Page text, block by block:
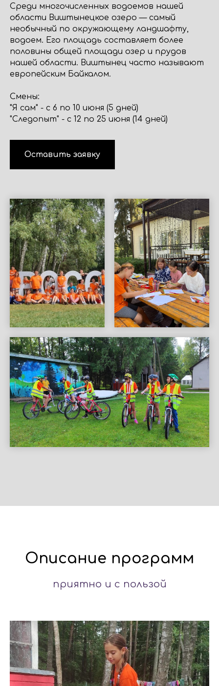
Среди многочисленных водоемов нашей
области Виштынецкое озеро — самый
необычный по окружающему ландшафту,
водоем. Его площадь составляет более
половины общей площади озер и прудов
нашей области. Виштынец часто называют
европейским Байкалом.
Смены:
"Я сам" - с 6 по 10 июня (5 дней)
"Следопыт" - с 12 по 25 июня (14 дней)
Оставить заявку
Описание программ
приятно и с пользой